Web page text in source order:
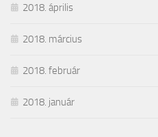
2018. április
2018. március
2018. február
2018. január